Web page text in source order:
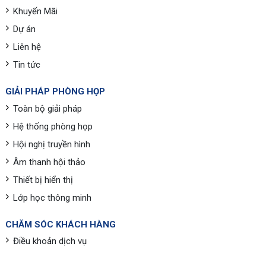
Khuyến Mãi
Dự án
Liên hệ
Tin tức
GIẢI PHÁP PHÒNG HỌP
Toàn bộ giải pháp
Hệ thống phòng họp
Hội nghị truyền hình
Âm thanh hội thảo
Thiết bị hiển thị
Lớp học thông minh
CHĂM SÓC KHÁCH HÀNG
Điều khoản dịch vụ